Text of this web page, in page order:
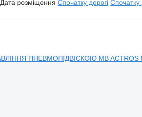
Дата розміщення Спочатку дорогі Спочатку